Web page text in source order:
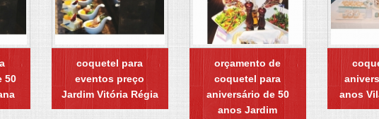
50
coquetel para
eventos preço
Jardim Vitória Régia
orçamento de
coquetel para
aniversário de 50
anos Jardim
anos